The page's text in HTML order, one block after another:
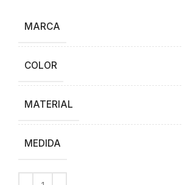
MARCA
COLOR
MATERIAL
MEDIDA